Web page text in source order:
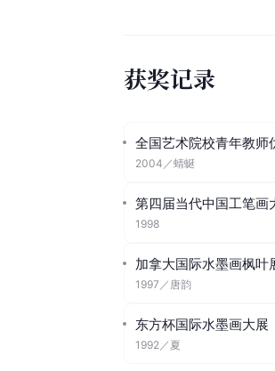
获奖记录
全国艺术院校青年教师
2004 ／蜻蜒
第四届当代中国工笔画
1998
加拿大国际水墨画枫叶
1997 ／ 唐韵
东方杯国际水墨画大展
1992 ／ 夏